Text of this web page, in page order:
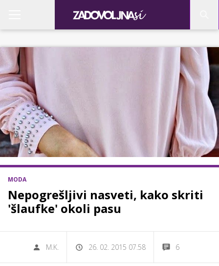
MODA
Nepogrešljivi nasveti, kako skriti
'šlaufke' okoli pasu
M.K. 26. 02. 2015 07.58 6